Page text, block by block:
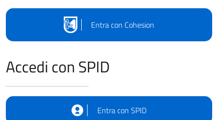
Entra con Cohesion
Accedi con SPID
Entra con SPID